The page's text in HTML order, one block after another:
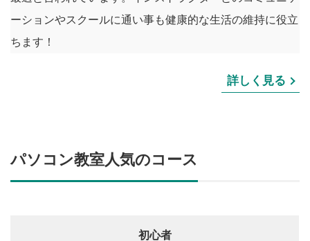
ーションやスクールに通い事も健康的な生活の維持に役立
ちます！
詳しく見る
パソコン教室人気のコース
初心者